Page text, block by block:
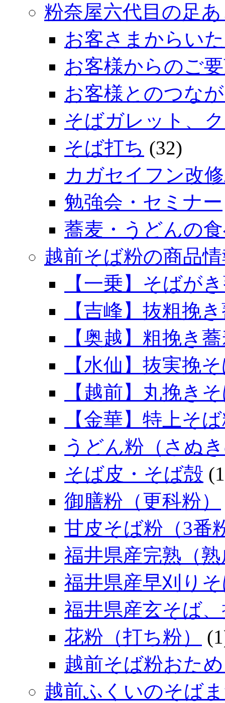
粉奈屋六代目の足
お客さまからい
お客様からのご
お客様とのつな
そばガレット、
そば打ち (32)
カガセイフン改
勉強会・セミナー
蕎麦・うどんの
越前そば粉の商品
【一乗】そばが
【吉峰】抜粗挽
【奥越】粗挽き
【水仙】抜実挽
【越前】丸挽き
【金華】特上そ
うどん粉（さぬ
そば皮・そば殻
御膳粉（更科粉）
甘皮そば粉（3番
福井県産完熟（
福井県産早刈り
福井県産玄そば
花粉（打ち粉）
越前そば粉おた
越前ふくいのそば